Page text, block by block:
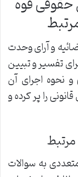
و آرای وحدت
تفسیر و تبیین
و نحوه اجرای آن
را پر کرده و
به سوالات